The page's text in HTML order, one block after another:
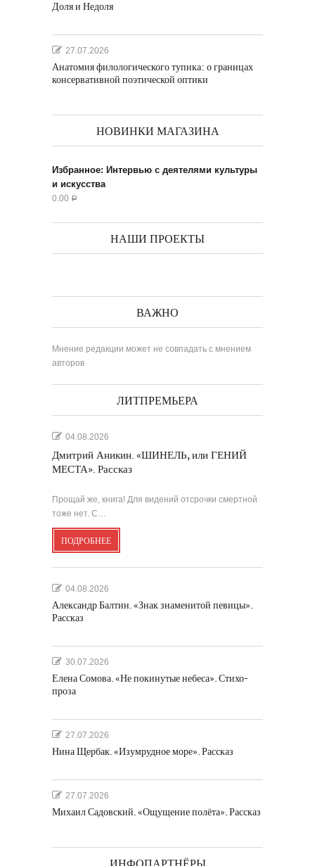
Доля и Недоля
27.07.2026
Анатомия филологического тупика: о границах
консервативной поэтической оптики
НОВИНКИ МАГАЗИНА
Избранное: Интервью с деятелями культуры
и искусства
0.00 Р
НАШИ ПРОЕКТЫ
ВАЖНО
Мнение редакции может не совпадать с мнением
авторов
ЛИТПРЕМЬЕРА
04.08.2026
Дмитрий Аникин. «ШИНЕЛЬ, или ГЕНИЙ
МЕСТА». Рассказ
Прощай же, книга! Для видений отсрочки смертной
тоже нет. С…
ПОДРОБНЕЕ
04.08.2026
Александр Балтин. «Знак знаменитой певицы».
Рассказ
30.07.2026
Елена Сомова. «Не покинутые небеса». Стихо-
проза
27.07.2026
Нина Щербак. «Изумрудное море». Рассказ
27.07.2026
Михаил Садовский. «Ощущение полёта». Рассказ